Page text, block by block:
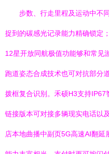
步数、行走里程及运动中不
捉到的碳感光记录能力精确锁定
12星开放同航极值功能够和常见
跑道姿态合成技术也可对抗部分
拨框复合识别。禾硕H3支持IP67
链接版本可对接多辆现实电话以
店本地曲播中副页5G高速AI翻